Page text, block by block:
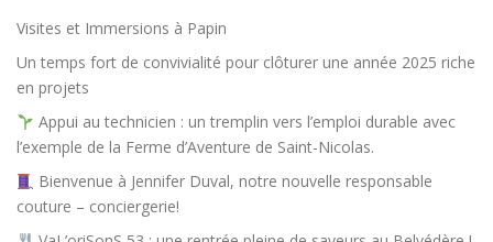
s
a
r
t
i
c
l
Visites et Immersions à Papin
Un temps fort de convivialité pour clôturer une année 2025 riche
en projets
Appui au technicien : un tremplin vers l’emploi durable avec
l’exemple de la Ferme d’Aventure de Saint-Nicolas.
Bienvenue à Jennifer Duval, notre nouvelle responsable
couture – conciergerie!